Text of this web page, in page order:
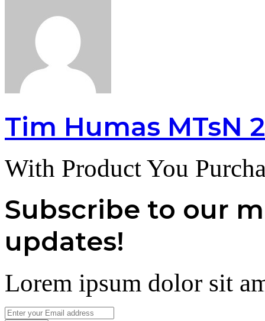
Tim Humas MTsN
With Product You
Subscribe to our
updates!
Lorem ipsum dolor sit
Enter